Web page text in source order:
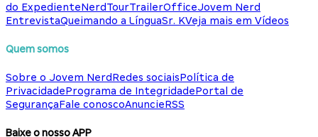
do ExpedienteNerdTourTrailerOfficeJovem Nerd
EntrevistaQueimando a LínguaSr. KVeja mais em Vídeos
Quem somos
Sobre o Jovem NerdRedes sociaisPolítica de
PrivacidadePrograma de IntegridadePortal de
SegurançaFale conoscoAnuncieRSS
Baixe o nosso APP